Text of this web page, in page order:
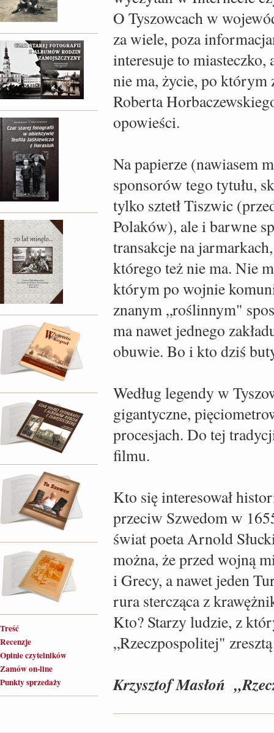
Treść
Recenzje
Opinie czytelników
Zamów on-line
Punkty sprzedaży
O Tyszowcach w
za wiele, poza
interesuje to
nie ma, życie, po którym
Roberta
opowieści.
Na papierze (nawiasem
sponsorów tego tytułu,
tylko sztetł Tiszwic
Polaków), ale i barwne
transakcje na
którego też nie ma. Nie
którym po wojnie
znanym „roślinnym"
ma nawet jednego
obuwie. Bo i kto dziś
Według legendy w
gigantyczne,
procesjach. Do tej
filmu.
Kto się interesował
przeciw Szwedom w
świat poeta Arnold
można, że przed wojną
i Grecy, a nawet jeden
rura stercząca z
Kto? Starzy ludzie, z
„Rzeczpospolitej"
Krzysztof Masłoń